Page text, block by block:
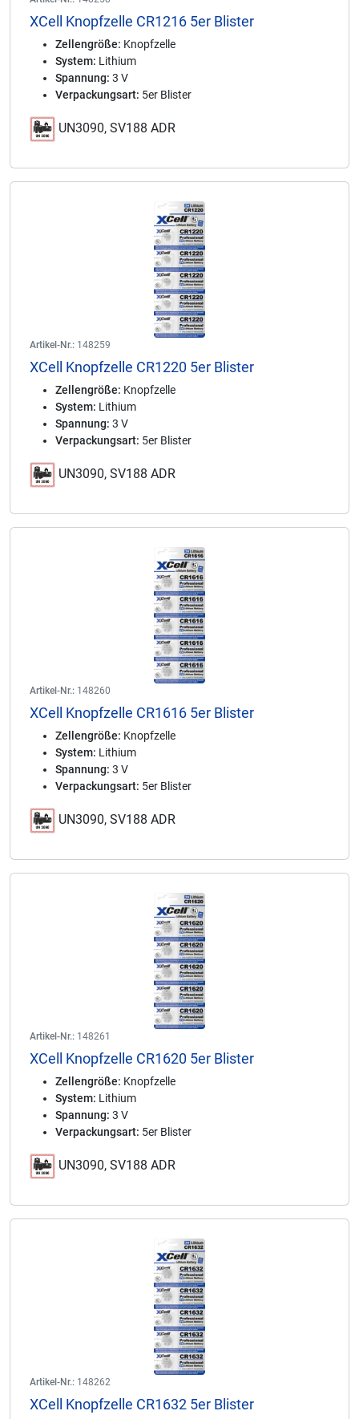
XCell Knopfzelle CR1216 5er Blister
Zellengröße: Knopfzelle
System: Lithium
Spannung: 3 V
Verpackungsart: 5er Blister
UN3090, SV188 ADR
Artikel-Nr.: 148259
XCell Knopfzelle CR1220 5er Blister
Zellengröße: Knopfzelle
System: Lithium
Spannung: 3 V
Verpackungsart: 5er Blister
UN3090, SV188 ADR
Artikel-Nr.: 148260
XCell Knopfzelle CR1616 5er Blister
Zellengröße: Knopfzelle
System: Lithium
Spannung: 3 V
Verpackungsart: 5er Blister
UN3090, SV188 ADR
Artikel-Nr.: 148261
XCell Knopfzelle CR1620 5er Blister
Zellengröße: Knopfzelle
System: Lithium
Spannung: 3 V
Verpackungsart: 5er Blister
UN3090, SV188 ADR
Artikel-Nr.: 148262
XCell Knopfzelle CR1632 5er Blister